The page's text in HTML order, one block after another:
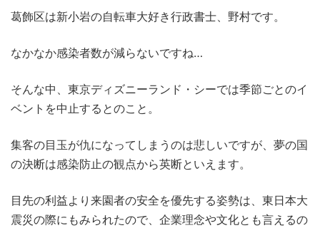
葛飾区は新小岩の自転車大好き行政書士、野村です。
なかなか感染者数が減らないですね…
そんな中、東京ディズニーランド・シーでは季節ごとのイ
ベントを中止するとのこと。
集客の目玉が仇になってしまうのは悲しいですが、夢の国
の決断は感染防止の観点から英断といえます。
目先の利益より来園者の安全を優先する姿勢は、東日本大
震災の際にもみられたので、企業理念や文化とも言えるの